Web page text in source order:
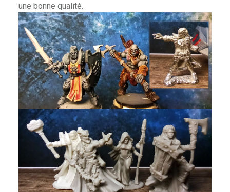
une bonne qualité.